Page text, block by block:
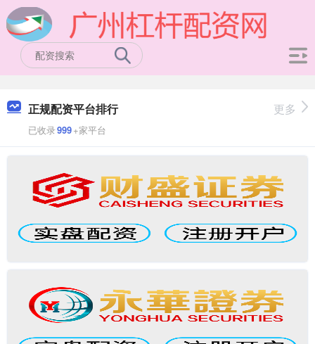
正规配资平台排行
已收录999+家平台
更多